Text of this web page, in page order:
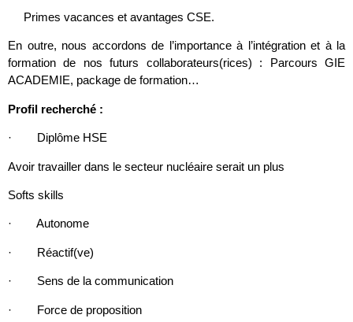
Primes vacances et avantages CSE.
En outre, nous accordons de l’importance à l’intégration et à la
formation de nos futurs collaborateurs(rices) : Parcours GIE
ACADEMIE, package de formation…
Profil recherché :
· Diplôme HSE
Avoir travailler dans le secteur nucléaire serait un plus
Softs skills
· Autonome
· Réactif(ve)
· Sens de la communication
· Force de proposition